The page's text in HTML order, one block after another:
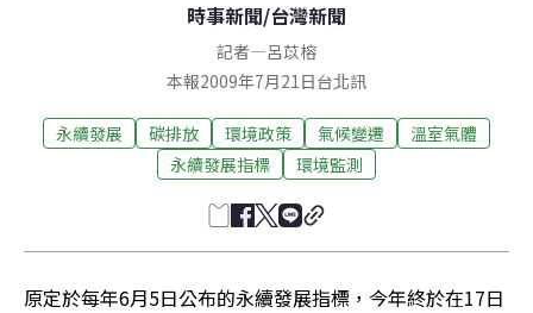
時事新聞/台灣新聞
記者—呂苡榕
本報2009年7月21日台北訊
永續發展 碳排放 環境政策 氣候變遷
溫室氣體
永續發展指標
環境監測
原定於每年6月5日公布的永續發展指標，今年終於在17日